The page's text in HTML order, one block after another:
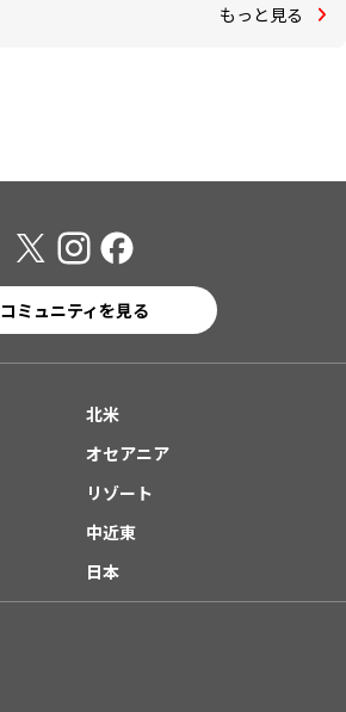
もっと見る
コミュニティを見る
北米
オセアニア
リゾート
中近東
日本